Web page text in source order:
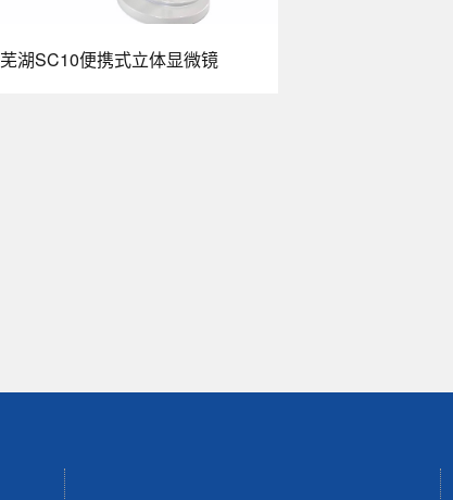
芜湖SC10便携式立体显微镜